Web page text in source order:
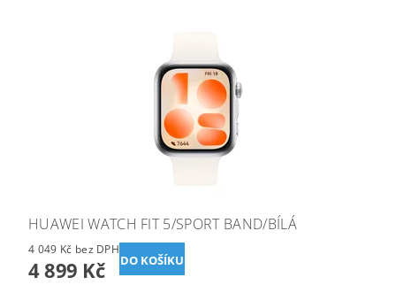
HUAWEI WATCH FIT 5/SPORT BAND/BÍLÁ
4 049 Kč bez DPH
4 899 Kč